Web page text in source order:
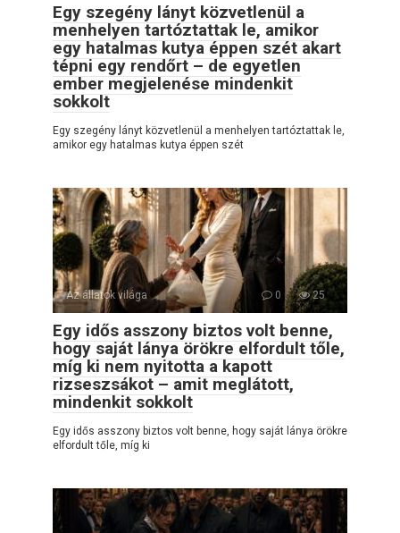
Egy szegény lányt közvetlenül a
menhelyen tartóztattak le, amikor
egy hatalmas kutya éppen szét akart
tépni egy rendőrt – de egyetlen
ember megjelenése mindenkit
sokkolt
Egy szegény lányt közvetlenül a menhelyen tartóztattak le,
amikor egy hatalmas kutya éppen szét
Az állatok világa 0 25
Egy idős asszony biztos volt benne,
hogy saját lánya örökre elfordult tőle,
míg ki nem nyitotta a kapott
rizseszsákot – amit meglátott,
mindenkit sokkolt
Egy idős asszony biztos volt benne, hogy saját lánya örökre
elfordult tőle, míg ki